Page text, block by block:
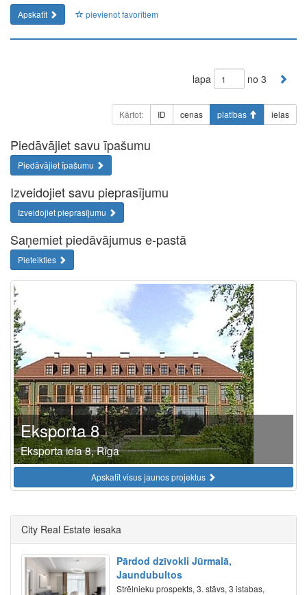
Apskatīt pievienot favorītiem
lapa no 3
Kārtot: ID cenas platības ielas
Piedāvājiet savu īpašumu
Piedāvājiet īpašumu
Izveidojiet savu pieprasījumu
Izveidojiet pieprasījumu
Saņemiet piedāvājumus e-pastā
Pieteikties
Eksporta 8
Eksporta iela 8, Rīga
Apskatīt visus jaunos projektus
City Real Estate iesaka
Pārdod dzīvokli Jūrmalā,
Jaundubultos
Strēlnieku prospekts, 3. stāvs, 3 istabas,